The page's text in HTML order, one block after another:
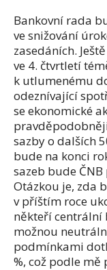
Bankovní rada
ve snižování
zasedáních.
ve 4. čtvrtletí
k utlumenému
odeznívající
se ekonomické
sazby o dalších
bude na konci
sazeb bude
Otázkou je, zda
v příštím roce
někteří centrální
možnou
podmínkami
%, což podle